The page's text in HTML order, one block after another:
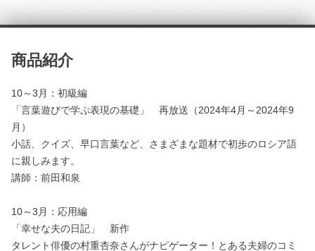
商品紹介
10～3月：初級編
「言葉遊びで学ぷ表現の基礎」 再放送（2024年4月～2024年9
月）
小話、クイズ、早口言葉など、さまざまな題材で初歩のロシア語
に親しみます。
講師：前田和泉
10～3月：応用編
「幸せな夫の日記」 新作
タレント俳優の村重杏奈さんがナピゲーター！とある夫婦のコミ